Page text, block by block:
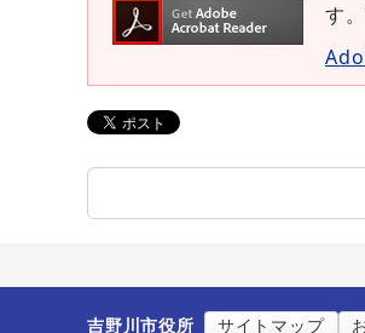
す
吉野川市役所 サイトマップ